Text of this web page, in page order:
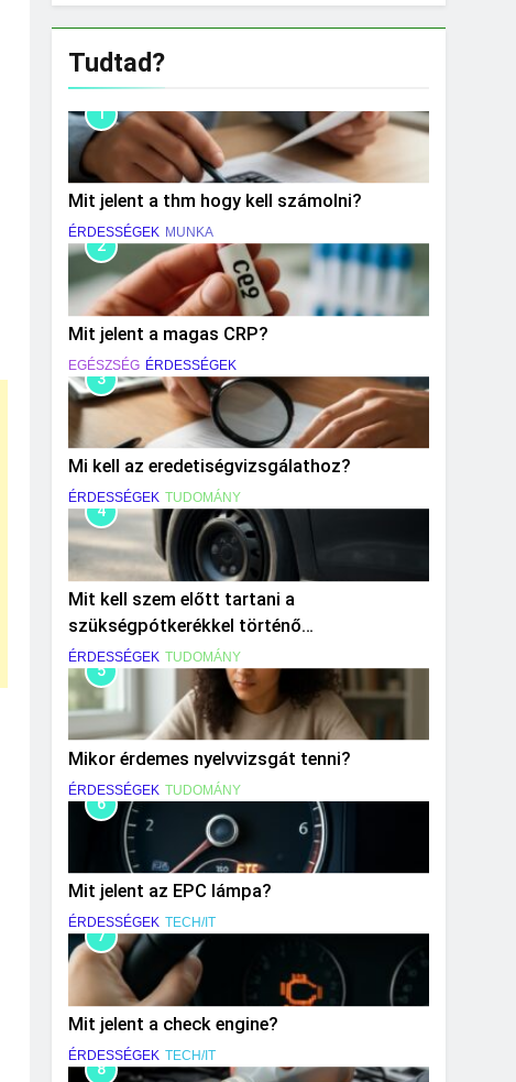
Tudtad?
1
Mit jelent a thm hogy kell számolni?
ÉRDESSÉGEK MUNKA
2
Mit jelent a magas CRP?
EGÉSZSÉG ÉRDESSÉGEK
3
Mi kell az eredetiségvizsgálathoz?
ÉRDESSÉGEK TUDOMÁNY
4
Mit kell szem előtt tartani a
szükségpótkerékkel történő
közlekedéskor?
ÉRDESSÉGEK TUDOMÁNY
5
Mikor érdemes nyelvvizsgát tenni?
ÉRDESSÉGEK TUDOMÁNY
6
Mit jelent az EPC lámpa?
ÉRDESSÉGEK TECH/IT
7
Mit jelent a check engine?
ÉRDESSÉGEK TECH/IT
8